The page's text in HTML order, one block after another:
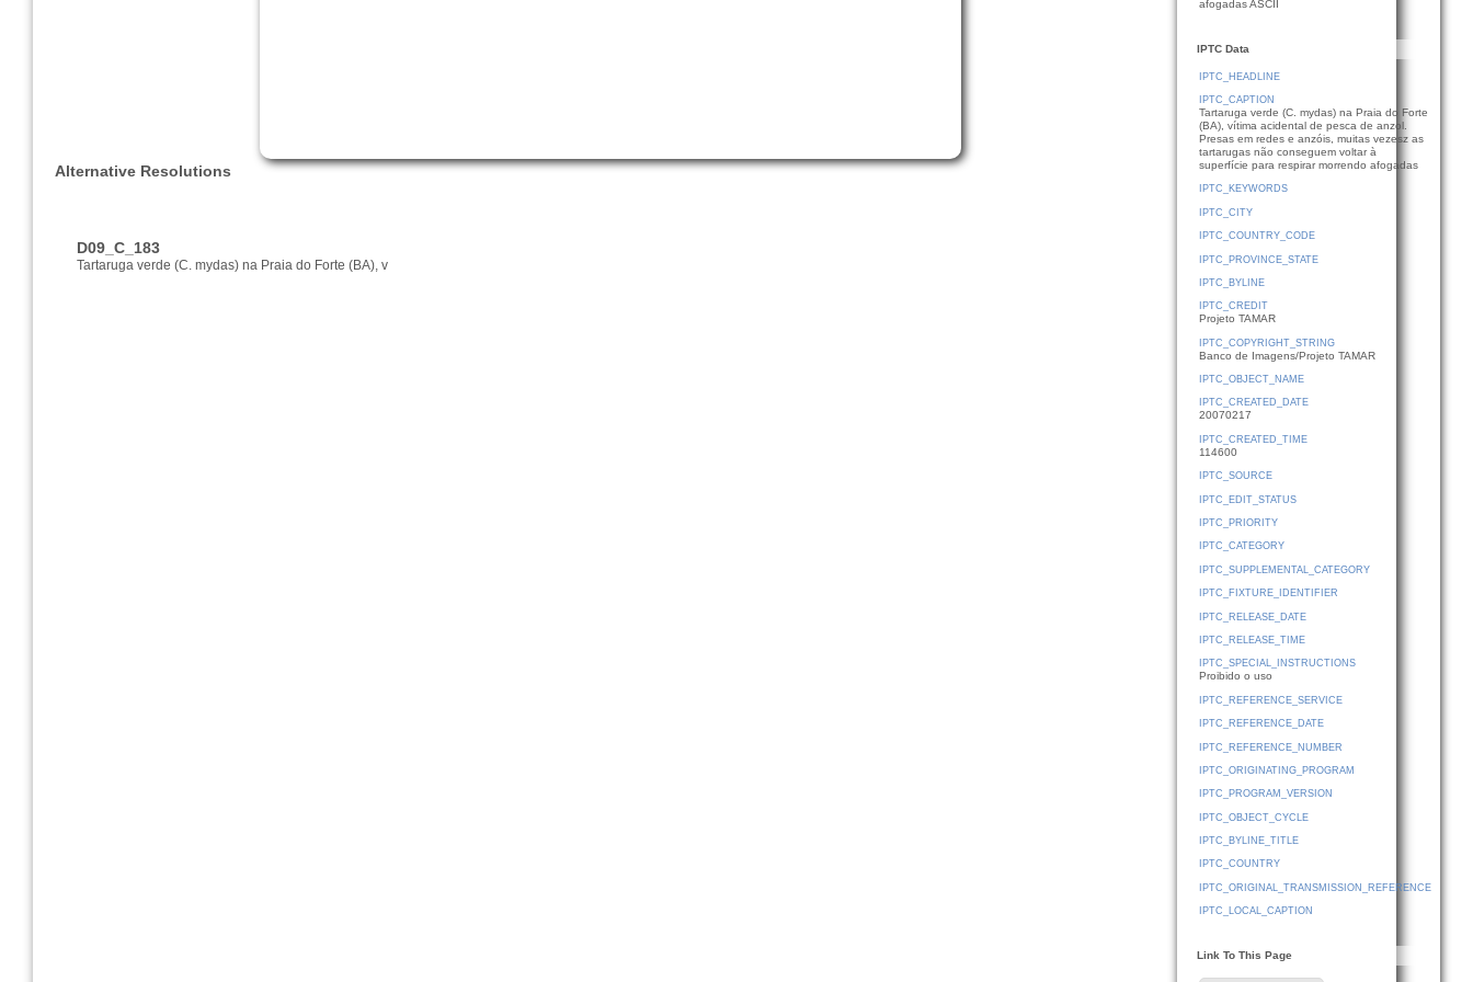
Alternative Resolutions
D09_C_183
Tartaruga verde (C. mydas) na Praia do Forte (BA), v
afogadas ASCII
IPTC Data
IPTC_HEADLINE
IPTC_CAPTION
Tartaruga verde (C. mydas) na Praia do Forte
(BA), vítima acidental de pesca de anzol.
Presas em redes e anzóis, muitas vezesz as
tartarugas não conseguem voltar à
superfície para respirar morrendo afogadas
IPTC_KEYWORDS
IPTC_CITY
IPTC_COUNTRY_CODE
IPTC_PROVINCE_STATE
IPTC_BYLINE
IPTC_CREDIT
Projeto TAMAR
IPTC_COPYRIGHT_STRING
Banco de Imagens/Projeto TAMAR
IPTC_OBJECT_NAME
IPTC_CREATED_DATE
20070217
IPTC_CREATED_TIME
114600
IPTC_SOURCE
IPTC_EDIT_STATUS
IPTC_PRIORITY
IPTC_CATEGORY
IPTC_SUPPLEMENTAL_CATEGORY
IPTC_FIXTURE_IDENTIFIER
IPTC_RELEASE_DATE
IPTC_RELEASE_TIME
IPTC_SPECIAL_INSTRUCTIONS
Proibido o uso
IPTC_REFERENCE_SERVICE
IPTC_REFERENCE_DATE
IPTC_REFERENCE_NUMBER
IPTC_ORIGINATING_PROGRAM
IPTC_PROGRAM_VERSION
IPTC_OBJECT_CYCLE
IPTC_BYLINE_TITLE
IPTC_COUNTRY
IPTC_ORIGINAL_TRANSMISSION_REFERENCE
IPTC_LOCAL_CAPTION
Link To This Page